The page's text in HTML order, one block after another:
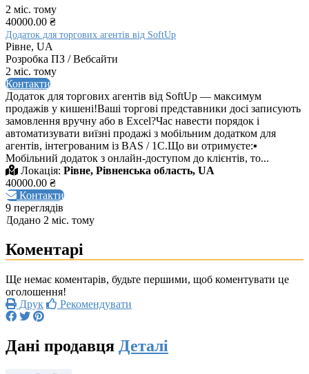
2 міс. тому
40000.00 ₴
Додаток для торгових агентів від SoftUp
Рівне, UA
Розробка ПЗ / Вебсайти
2 міс. тому
Контакти
Додаток для торгових агентів від SoftUp — максимум
продажів у кишені!Ваші торгові представники досі записують
замовлення вручну або в Excel?Час навести порядок і
автоматизувати виїзні продажі з мобільним додатком для
агентів, інтегрованим із BAS / 1C.Що ви отримуєте:▪
Мобільний додаток з онлайн-доступом до клієнтів, то...
Локація: Рівне, Рівненська область, UA
40000.00 ₴
Контакти
9 переглядів
Додано 2 міс. тому
Коментарі
Ще немає коментарів, будьте першими, щоб коментувати це
оголошення!
Друк
Рекомендувати
Дані продавця Деталі